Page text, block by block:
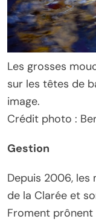
Les grosses
sur les têtes de
image.
Crédit photo :
Gestion
Depuis 2006, les
de la Clarée et
Froment